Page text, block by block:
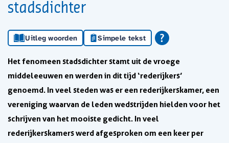
stadsdichter
Uitleg woorden Simpele tekst
Het fenomeen stadsdichter stamt uit de vroege
middeleeuwen en werden in dit tijd ‘rederijkers’
genoemd. In veel steden was er een rederijkerskamer, een
vereniging waarvan de leden wedstrijden hielden voor het
schrijven van het mooiste gedicht. In veel
rederijkerskamers werd afgesproken om een keer per